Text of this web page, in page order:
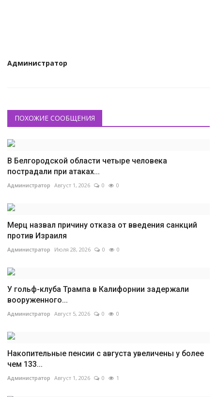
Администратор
ПОХОЖИЕ СООБЩЕНИЯ
В Белгородской области четыре человека
пострадали при атаках...
Администратор Август 1, 2026 0 0
Мерц назвал причину отказа от введения санкций
против Израиля
Администратор Июля 28, 2026 0 0
У гольф-клуба Трампа в Калифорнии задержали
вооруженного...
Администратор Август 5, 2026 0 0
Накопительные пенсии с августа увеличены у более
чем 133...
Администратор Август 1, 2026 0 1